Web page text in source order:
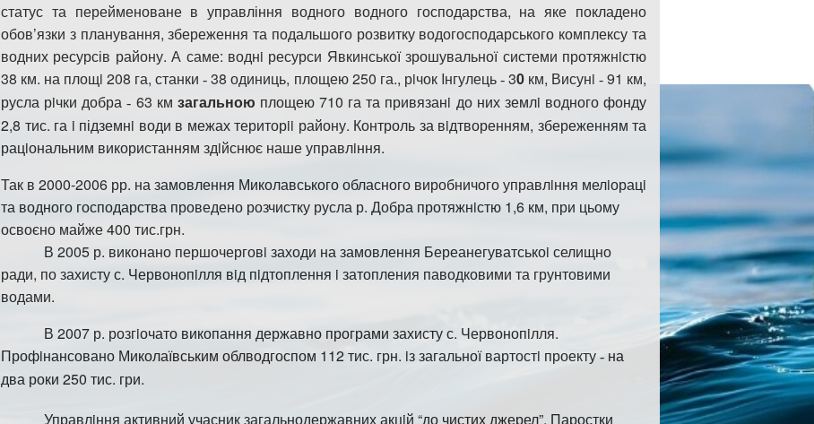
статус та перейменоване в управління водного водного господарства, на яке покладено
обов’язки з планування, збереження та подальшого розвитку водогосподарського комплексу та
водних ресурсів району.А саме: воднi ресурси Явкинської зрошувальноїсистеми протяжнiстю
38 км. на площi 208 га, станки-38 одиниць, площею 250 га., рiчок Iнгулець - 30 км, Висунi -91 км,
русла рiчки добра- 63 км загальною площею 710 га та привязанi до них землi водного фонду
2,8 тис. га i підземнi води в межах територii району. Контроль за вiдтворенням, збереженням та
рацiональним використанням здiйснює наше управлiння.
Так в 2000-2006 рр. на замовлення Миколавського обласного виробничого управлiння мелiорацi
та водного господарства проведено розчистку русла р. Добра протяжнiстю 1,6 км, при цьому
освоєно майже 400 тис.грн.
В 2005 р. виконано першочерговi заходи на замовлення Береанегуватськоi селищно
ради, по захисту с. Червонопiлля вiд пiдтоплення i затопления паводковими та грунтовими
водами.
В 2007 р. розгiочато викопання державно програми захисту с. Червонопiлля.
Профiнансовано Миколаївським облводгоспом 112 тис. грн. iз загальноївартостi проекту - на
два роки 250 тис. гри.
Управлiння активний учасник загальнодержавних акцiй “до чистих джерел”, Паростки